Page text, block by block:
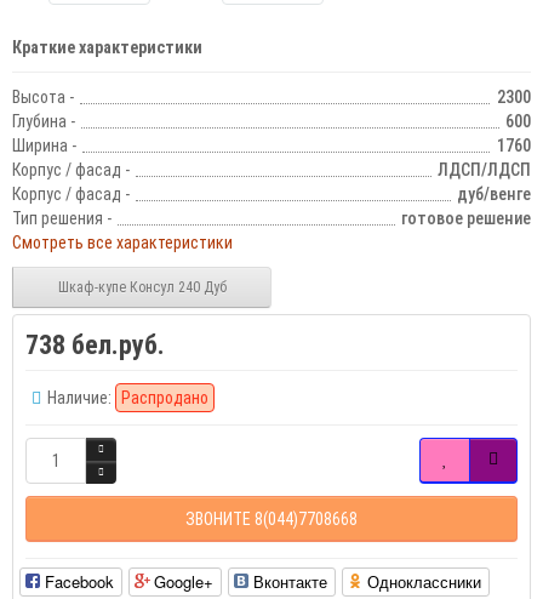
Краткие характеристики
Высота -
2300
Глубина -
600
Ширина -
1760
Корпус / фасад -
ЛДСП/ЛДСП
Корпус / фасад -
дуб/венге
Тип решения -
готовое решение
Смотреть все характеристики
Шкаф-купе Консул 240 Дуб
738 бел.руб.
Наличие: Распродано
ЗВОНИТЕ 8(044)7708668
Facebook Google+ Вконтакте Одноклассники